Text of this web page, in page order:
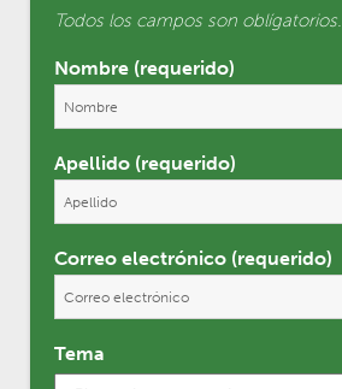
Todos los campos son oblígatorios.
Nombre (requerido)
Apellido (requerido)
Correo electrónico (requerido)
Tema